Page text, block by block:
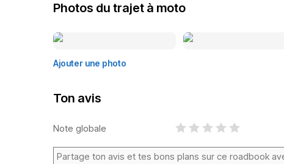
Photos du trajet à moto
Ajouter une photo
Ton avis
Note globale